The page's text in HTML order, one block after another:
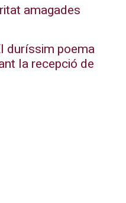
amagades
duríssim poema
la recepció de